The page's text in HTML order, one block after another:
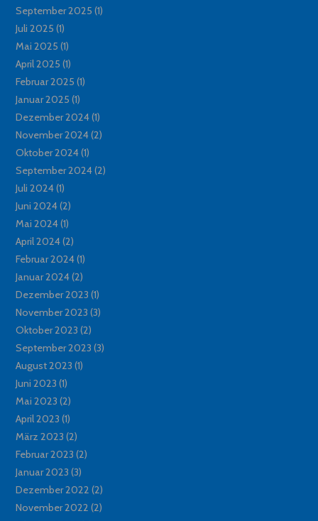
September 2025 (1)
Juli 2025 (1)
Mai 2025 (1)
April 2025 (1)
Februar 2025 (1)
Januar 2025 (1)
Dezember 2024(1)
November 2024(2)
Oktober 2024(1)
September 2024(2)
Juli 2024(1)
Juni 2024(2)
Mai 2024(1)
April 2024(2)
Februar 2024(1)
Januar 2024(2)
Dezember 2023 (1)
November 2023 (3)
Oktober 2023 (2)
September 2023 (3)
August 2023 (1)
Juni 2023 (1)
Mai 2023 (2)
April 2023 (1)
März 2023 (2)
Februar 2023 (2)
Januar 2023 (3)
Dezember 2022 (2)
November 2022 (2)